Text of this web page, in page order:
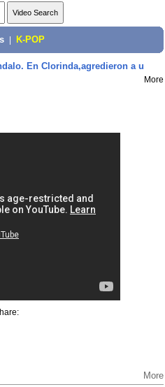
K-POP
En Clorinda,agredieron a u
More
More